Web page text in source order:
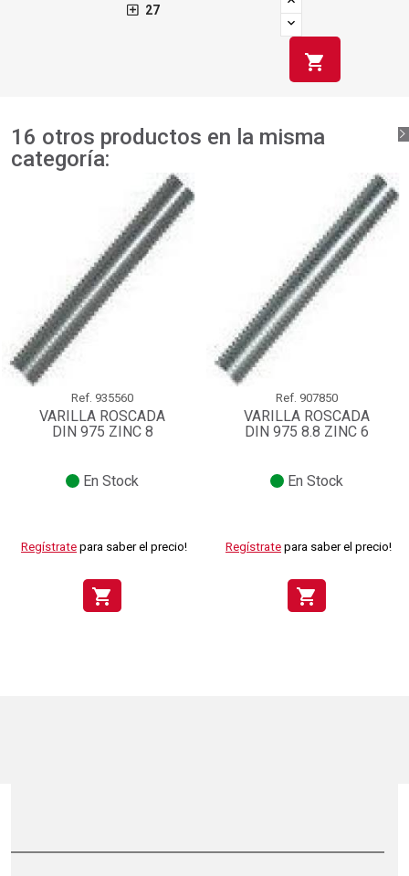
27
shopping_cart
16 otros productos en la misma
categoría:
Ref. 935560
VARILLA ROSCADA
DIN 975 ZINC 8
En Stock
Regístrate para saber el precio!
shopping_cart
Ref. 907850
VARILLA ROSCADA
DIN 975 8.8 ZINC 6
En Stock
Regístrate para saber el precio!
shopping_cart